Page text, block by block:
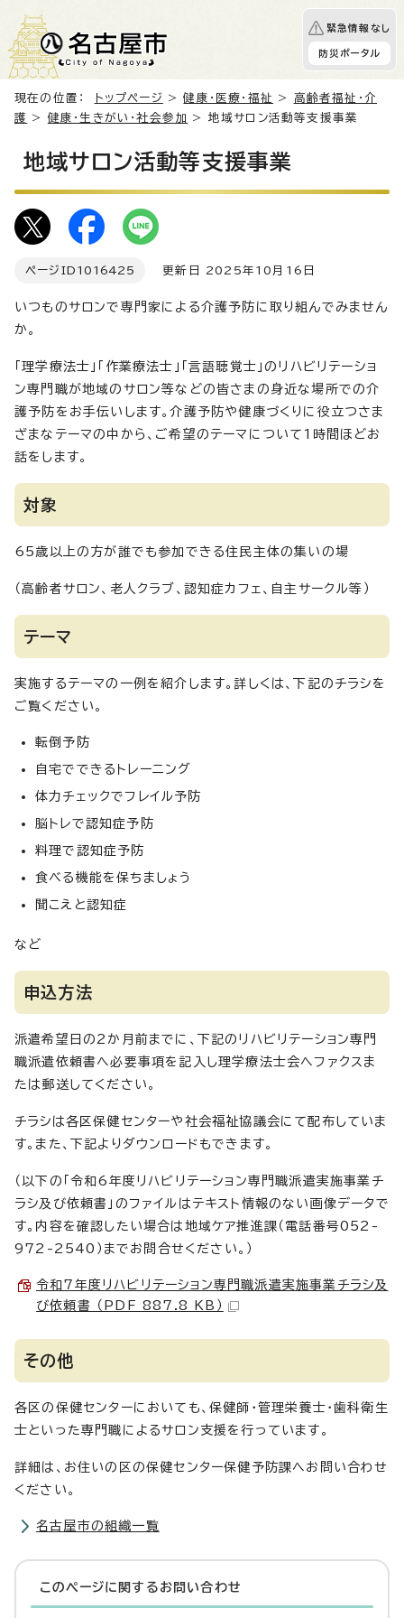
緊急情報なし
防災ポータル
現在の位置： トップページ >健康・医療・福祉 > 高齢者福祉・介
護
> 健康・生きがい・社会参加 > 地域サロン活動等支援事業
地域サロン活動等支援事業
ページID 1016425 更新日 2025年10月16日
いつものサロンで専門家による介護予防に取り組んでみません
か。
「理学療法士」「作業療法士」「言語聴覚士」のリハビリテーショ
ン専門職が地域のサロン等などの皆さまの身近な場所での介
護予防をお手伝いします。介護予防や健康づくりに役立つさま
ざまなテーマの中から、ご希望のテーマについて1時間ほどお
話をします。
対象
65歳以上の方が誰でも参加できる住民主体の集いの場
（高齢者サロン、老人クラブ、認知症カフェ、自主サークル等）
テーマ
実施するテーマの一例を紹介します。詳しくは、下記のチラシを
ご覧ください。
転倒予防
自宅でできるトレーニング
体力チェックでフレイル予防
脳トレで認知症予防
料理で認知症予防
食べる機能を保ちましょう
聞こえと認知症
など
申込方法
派遣希望日の2か月前までに、下記のリハビリテーション専門
職派遣依頼書へ必要事項を記入し理学療法士会へファクスま
たは郵送してください。
チラシは各区保健センターや社会福祉協議会にて配布していま
す。また、下記よりダウンロードもできます。
（以下の「令和6年度リハビリテーション専門職派遣実施事業チ
ラシ及び依頼書」のファイルはテキスト情報のない画像データで
す。内容を確認したい場合は地域ケア推進課（電話番号052-
972-2540）までお問合せください。）
令和7年度リハビリテーション専門職派遣実施事業チラシ及
び依頼書 （PDF 887.8 KB）
その他
各区の保健センターにおいても、保健師・管理栄養士・歯科衛生
士といった専門職によるサロン支援を行っています。
詳細は、お住いの区の保健センター保健予防課へお問い合わせ
ください。
名古屋市の組織一覧
このページに関する お問い合わせ